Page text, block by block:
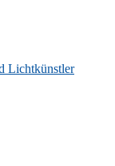
Lichtkünstler